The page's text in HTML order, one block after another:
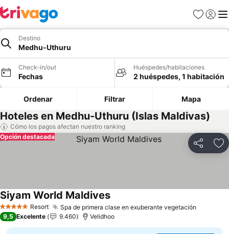
Favoritos
Iniciar
Destino
Medhu-Uthuru
Check-in/out
Fechas
Huéspedes/habitaciones
2 huéspedes, 1 habitación
Ordenar Filtrar Mapa
Hoteles en Medhu-Uthuru (Islas Maldivas)
Cómo los pagos afectan nuestro ranking
Compartir
Opción destacada
5 Estrellas Resort Spa de primera clase en exuberante vegetación
Siyam World MaldivesVer precios
9,5 Excelente 9.460 Velidhoo